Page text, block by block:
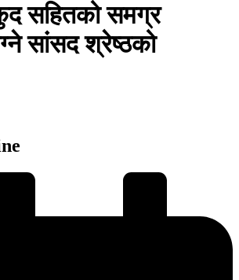
सहितको समग्र
सांसद श्रेष्ठको